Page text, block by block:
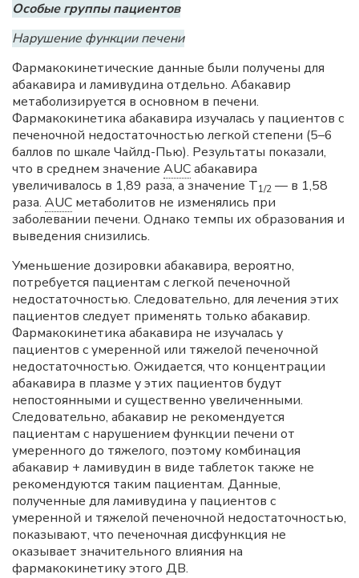
Особые группы пациентов
Нарушение функции печени
Фармакокинетические данные были получены для
абакавира и ламивудина отдельно. Абакавир
метаболизируется в основном в печени.
Фармакокинетика абакавира изучалась у пациентов с
печеночной недостаточностью легкой степени (5–6
баллов по шкале Чайлд-Пью). Результаты показали,
что в среднем значение AUCабакавира
увеличивалось в 1,89 раза, а значение Т1/2 — в 1,58
раза. AUC метаболитов не изменялись при
заболевании печени. Однако темпы их образования и
выведения снизились.
Уменьшение дозировки абакавира, вероятно,
потребуется пациентам с легкой печеночной
недостаточностью. Следовательно, для лечения этих
пациентов следует применять только абакавир.
Фармакокинетика абакавира не изучалась у
пациентов с умеренной или тяжелой печеночной
недостаточностью. Ожидается, что концентрации
абакавира в плазме у этих пациентов будут
непостоянными и существенно увеличенными.
Следовательно, абакавир не рекомендуется
пациентам с нарушением функции печени от
умеренного до тяжелого, поэтому комбинация
абакавир + ламивудин в виде таблеток также не
рекомендуются таким пациентам. Данные,
полученные для ламивудина у пациентов с
умеренной и тяжелой печеночной недостаточностью,
показывают, что печеночная дисфункция не
оказывает значительного влияния на
фармакокинетику этого ДВ.